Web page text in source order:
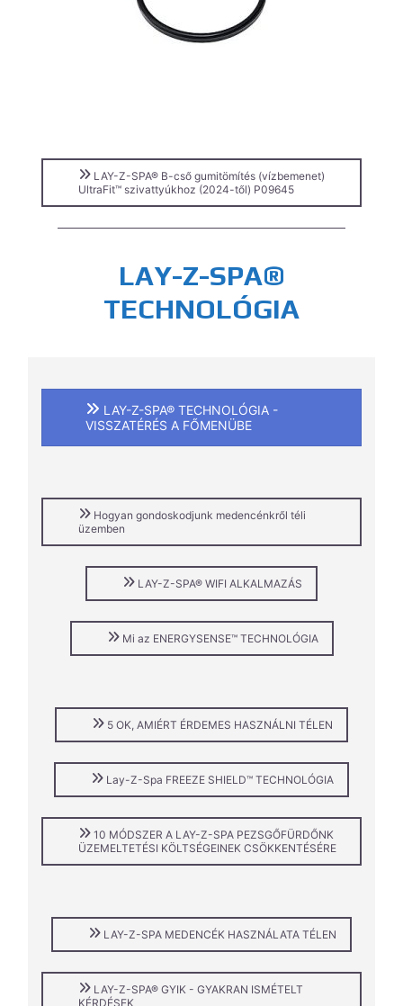
LAY-Z-SPA® B-cső gumitömítés (vízbemenet)
UltraFit™ szivattyúkhoz (2024-től) P09645
LAY-Z-SPA®
TECHNOLÓGIA
LAY-Z-SPA® TECHNOLÓGIA -
VISSZATÉRÉS A FŐMENÜBE
Hogyan gondoskodjunk medencénkről téli
üzemben
LAY-Z-SPA® WIFI ALKALMAZÁS
Mi az ENERGYSENSE™ TECHNOLÓGIA
5 OK, AMIÉRT ÉRDEMES HASZNÁLNI TÉLEN
Lay-Z-Spa FREEZE SHIELD™ TECHNOLÓGIA
10 MÓDSZER A LAY-Z-SPA PEZSGŐFÜRDŐNK
ÜZEMELTETÉSI KÖLTSÉGEINEK CSÖKKENTÉSÉRE
LAY-Z-SPA MEDENCÉK HASZNÁLATA TÉLEN
LAY-Z-SPA® GYIK - GYAKRAN ISMÉTELT
KÉRDÉSEK